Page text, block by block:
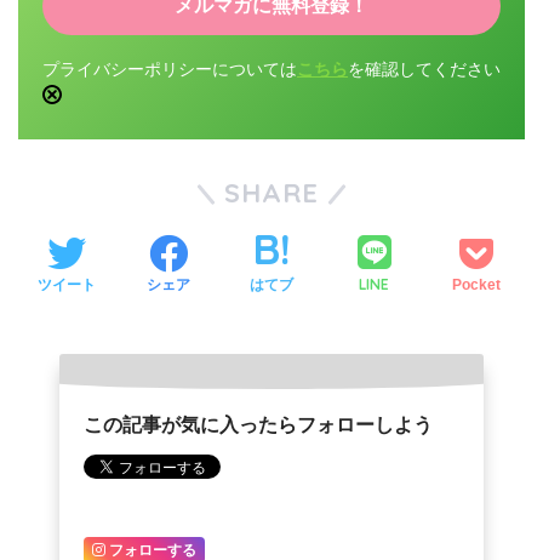
プライバシーポリシーについては こちら を確認してください
SHARE
ツイート シェア はてブ LINE Pocket
この記事が気に入ったらフォローしよう
フォローする